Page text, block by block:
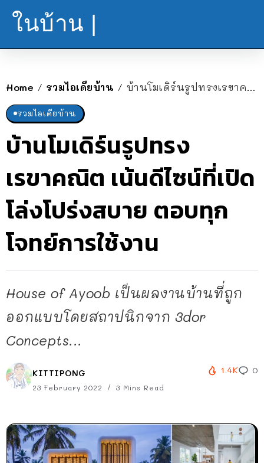
ในบ้าน |
Home / รวมไอเดียบ้าน / บ้านโมเดิร์นรูปทรงเรขาคณิต เน้นดีไซน์ที่เปิดโล่งโปร่งสบาย ตอบทุกโจทย์การใช้งาน
รวมไอเดียบ้าน
บ้านโมเดิร์นรูปทรง
เรขาคณิต เน้นดีไซน์ที่เปิด
โล่งโปร่งสบาย ตอบทุก
โจทย์การใช้งาน
House of Ayoob เป็นผลงานบ้านที่ถูก
ออกแบบโดยสถาปนิกจาก 3dor
Concepts...
KITTIPONG
23 February 2022 3 Mins Read
1.4K 0